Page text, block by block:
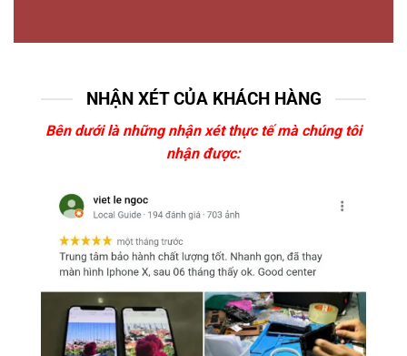
NHẬN XÉT CỦA KHÁCH HÀNG
Bên dưới là những nhận xét thực tế mà chúng tôi
nhận được: